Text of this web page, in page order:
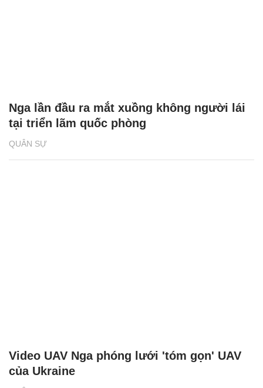
QUÂN SỰ
Nga lần đầu ra mắt xuồng không người lái
tại triển lãm quốc phòng
Video UAV Nga phóng lưới 'tóm gọn' UAV
của Ukraine